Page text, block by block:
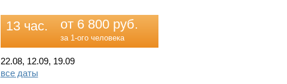
13 час. от 6 800 руб.
за 1-ого человека
22.08, 12.09, 19.09
все даты